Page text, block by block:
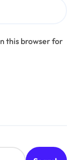
this browser for